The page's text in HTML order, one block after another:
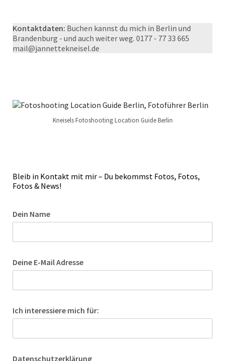
Kontaktdaten: Buchen kannst du mich in Berlin und
Brandenburg - und auch weiter weg. 0177 - 77 33 665
mail@jannettekneisel.de
Kneisels Fotoshooting Location Guide Berlin
Bleib in Kontakt mit mir – Du bekommst Fotos, Fotos,
Fotos & News!
Dein Name
Deine E-Mail Adresse
Ich interessiere mich für:
Datenschutzerklärung